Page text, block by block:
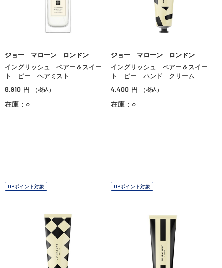
ジョー マローン ロンドン
イングリッシュ ペアー＆スイー
ト ピー ヘアミスト
8,910 円 （税込）
在庫：○
ジョー マローン ロンドン
イングリッシュ ペアー＆スイー
ト ピー ハンド クリーム
4,400 円 （税込）
在庫：○
OPポイント対象 OPポイント対象